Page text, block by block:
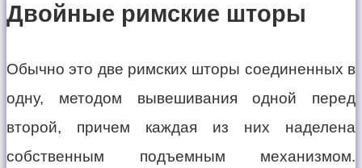
Двойные римские шторы
Обычно это две римских шторы соединенных в
одну, методом вывешивания одной перед
второй, причем каждая из них наделена
собственным подъемным механизмом.